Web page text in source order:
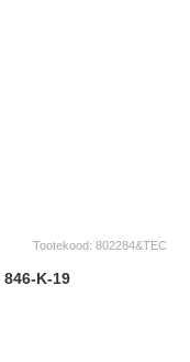
Tootekood: 802284&TEC